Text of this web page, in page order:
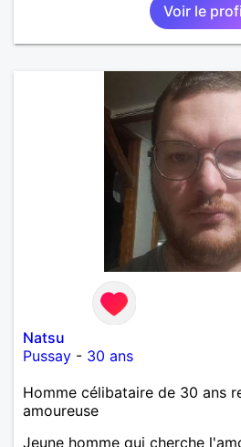
Voir le
Natsu
Pussay - 30 ans
Homme célibataire de 30 ans
amoureuse
Jeune homme qui cherche